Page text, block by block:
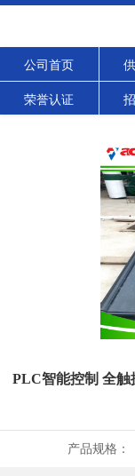
公司首页
荣誉认证
PLC智能控制 全触
产品规格：